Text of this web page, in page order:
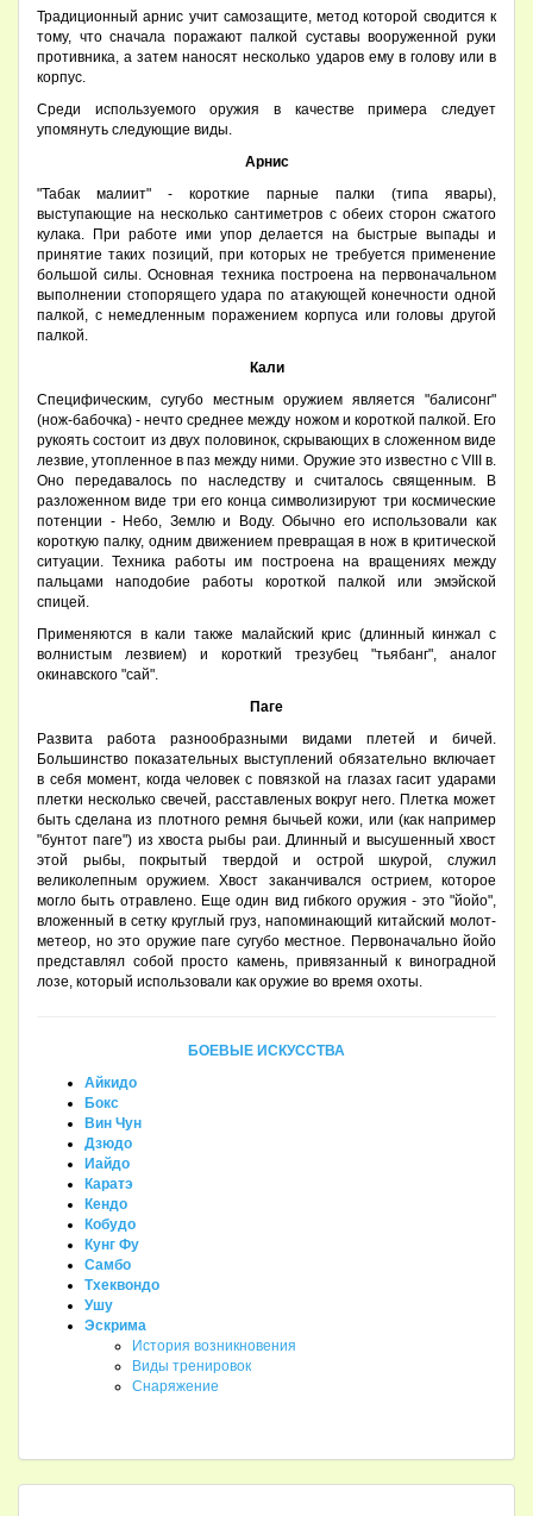
Традиционный арнис учит самозащите, метод которой сводится к
тому, что сначала поражают палкой суставы вооруженной руки
противника, а затем наносят несколько ударов ему в голову или в
корпус.
Среди используемого оружия в качестве примера следует
упомянуть следующие виды.
Арнис
"Табак малиит" - короткие парные палки (типа явары),
выступающие на несколько сантиметров с обеих сторон сжатого
кулака. При работе ими упор делается на быстрые выпады и
принятие таких позиций, при которых не требуется применение
большой силы. Основная техника построена на первоначальном
выполнении стопорящего удара по атакующей конечности одной
палкой, с немедленным поражением корпуса или головы другой
палкой.
Кали
Специфическим, сугубо местным оружием является "балисонг"
(нож-бабочка) - нечто среднее между ножом и короткой палкой. Его
рукоять состоит из двух половинок, скрывающих в сложенном виде
лезвие, утопленное в паз между ними. Оружие это известно с VIII в.
Оно передавалось по наследству и считалось священным. В
разложенном виде три его конца символизируют три космические
потенции - Небо, Землю и Воду. Обычно его использовали как
короткую палку, одним движением превращая в нож в критической
ситуации. Техника работы им построена на вращениях между
пальцами наподобие работы короткой палкой или эмэйской
спицей.
Применяются в кали также малайский крис (длинный кинжал с
волнистым лезвием) и короткий трезубец "тьябанг", аналог
окинавского "сай".
Паге
Развита работа разнообразными видами плетей и бичей.
Большинство показательных выступлений обязательно включает
в себя момент, когда человек с повязкой на глазах гасит ударами
плетки несколько свечей, расставленых вокруг него. Плетка может
быть сделана из плотного ремня бычьей кожи, или (как например
"бунтот паге") из хвоста рыбы раи. Длинный и высушенный хвост
этой рыбы, покрытый твердой и острой шкурой, служил
великолепным оружием. Хвост заканчивался острием, которое
могло быть отравлено. Еще один вид гибкого оружия - это "йойо",
вложенный в сетку круглый груз, напоминающий китайский молот-
метеор, но это оружие паге сугубо местное. Первоначально йойо
представлял собой просто камень, привязанный к виноградной
лозе, который использовали как оружие во время охоты.
БОЕВЫЕ ИСКУССТВА
Айкидо
Бокс
Вин Чун
Дзюдо
Иайдо
Каратэ
Кендо
Кобудо
Кунг Фу
Самбо
Тхеквондо
Ушу
Эскрима
История возникновения
Виды тренировок
Снаряжение